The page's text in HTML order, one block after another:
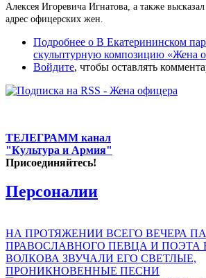
Алексея Игоревича Игнатова, а также
адрес офицерских жен.
Подробнее о В Екатерининском
скульптурную композицию «Жена
Войдите, чтобы оставлять
ТЕЛЕГРАММ канал
"Культура и Армия"
Присоединяйтесь!
Персоналии
НА ПРОТЯЖЕНИИ ВСЕГО ВЕЧЕРА
ПРАВОСЛАВНОГО ПЕВЦА И ПОЭТА
ВОЛКОВА ЗВУЧАЛИ ЕГО СВЕТЛЫЕ,
ПРОНИКНОВЕННЫЕ ПЕСНИ